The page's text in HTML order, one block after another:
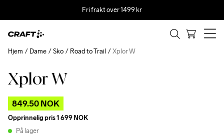
Fri frakt over 1499 kr
Xplor W
849.50 NOK
Opprinnelig pris1 699 NOK
På lager
Hjem Dame Sko Road to Trail Xplor W
Outlet